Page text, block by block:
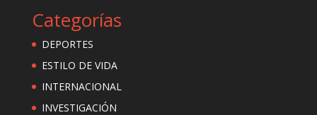
Categorías
DEPORTES
ESTILO DE VIDA
INTERNACIONAL
INVESTIGACIÓN